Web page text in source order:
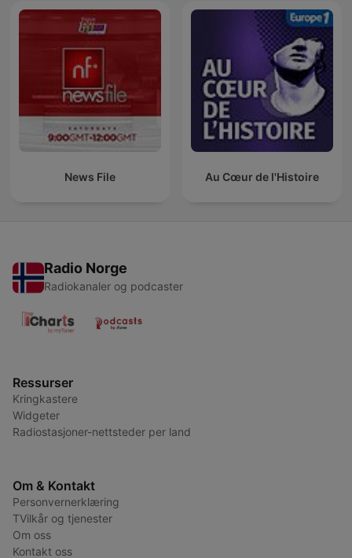
News File Au Cœur de l'Histoire
Radio Norge
Radiokanaler og podcaster
Ressurser
Kringkastere
Widgeter
Radiostasjoner-nettsteder per land
Om & Kontakt
Personvernerklæring
TVilkår og tjenester
Om oss
Kontakt oss